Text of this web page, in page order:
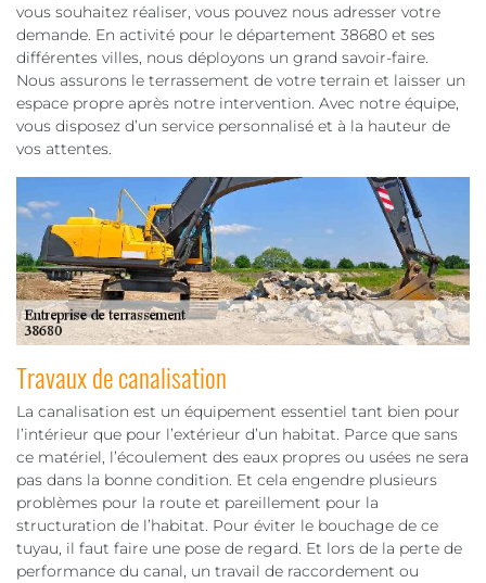
vous souhaitez réaliser, vous pouvez nous adresser votre
demande. En activité pour le département 38680 et ses
différentes villes, nous déployons un grand savoir-faire.
Nous assurons le terrassement de votre terrain et laisser un
espace propre après notre intervention. Avec notre équipe,
vous disposez d’un service personnalisé et à la hauteur de
vos attentes.
Travaux de canalisation
La canalisation est un équipement essentiel tant bien pour
l’intérieur que pour l’extérieur d’un habitat. Parce que sans
ce matériel, l’écoulement des eaux propres ou usées ne sera
pas dans la bonne condition. Et cela engendre plusieurs
problèmes pour la route et pareillement pour la
structuration de l’habitat. Pour éviter le bouchage de ce
tuyau, il faut faire une pose de regard. Et lors de la perte de
performance du canal, un travail de raccordement ou